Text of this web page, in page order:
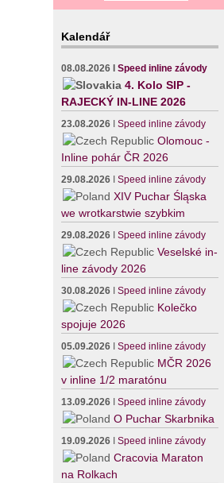
Kalendář
08.08.2026 ISpeed inline závody
4. Kolo SIP -
RAJECKÝ IN-LINE 2026
23.08.2026 ISpeed inline závody
Olomouc -
Inline pohár ČR 2026
29.08.2026 ISpeed inline závody
XIV Puchar Śląska
we wrotkarstwie szybkim
29.08.2026 ISpeed inline závody
Veselské in-
line závody 2026
30.08.2026 ISpeed inline závody
Kolečko
spojuje 2026
05.09.2026 ISpeed inline závody
MČR 2026
v inline 1/2 maratónu
13.09.2026 ISpeed inline závody
O Puchar Skarbnika
19.09.2026 ISpeed inline závody
Cracovia Maraton
na Rolkach